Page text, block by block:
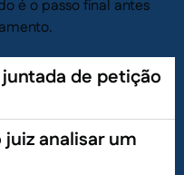
é o passo final antes
de petição
analisar um